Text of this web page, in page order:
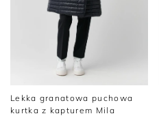
Lekka granatowa puchowa
kurtka z kapturem Mila